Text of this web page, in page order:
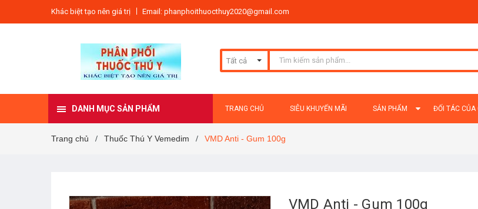
Khác biệt tạo nên giá trị Email: phanphoithuocthuy2020@gmail.com
Tất cả
DANH MỤC SẢN PHẨM TRANG CHỦ SIÊU KHUYẾN MÃI SẢN PHẨM ĐỐI TÁC CỦA
Trang chủ / Thuốc Thú Y Vemedim / VMD Anti - Gum 100g
VMD Anti - Gum 100g